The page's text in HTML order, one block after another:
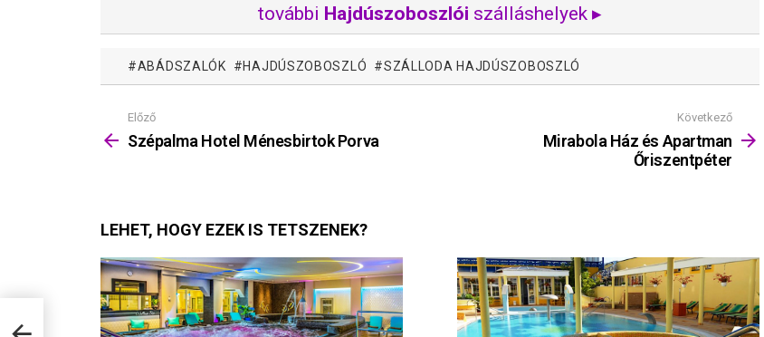
további Hajdúszoboszlói szálláshelyek ▸
ABÁDSZALÓK HAJDÚSZOBOSZLÓ SZÁLLODA HAJDÚSZOBOSZLÓ
Mutass
többet
Előző
Szépalma Hotel Ménesbirtok Porva
Következő
Mirabola Ház és Apartman
Őriszentpéter
LEHET, HOGY EZEK IS TETSZENEK?